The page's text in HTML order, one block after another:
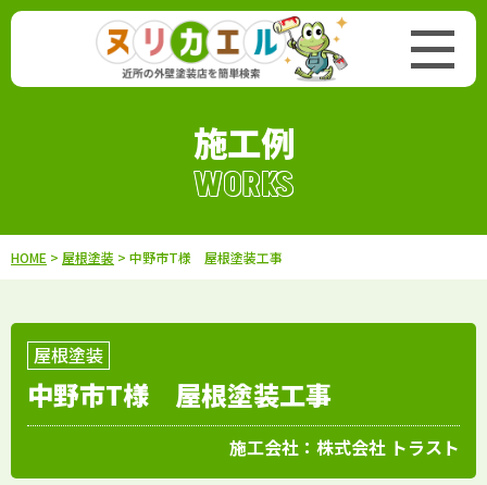
施工例
WORKS
HOME > 屋根塗装 > 中野市T様 屋根塗装工事
屋根塗装
中野市T様 屋根塗装工事
施工会社： 株式会社 トラスト